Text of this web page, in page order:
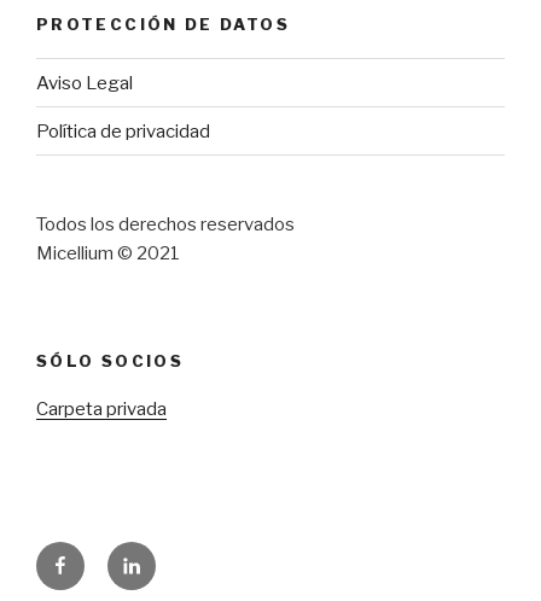
PROTECCIÓN DE DATOS
Aviso Legal
Política de privacidad
Todos los derechos reservados
Micellium © 2021
SÓLO SOCIOS
Carpeta privada
FacebookLinkedIn